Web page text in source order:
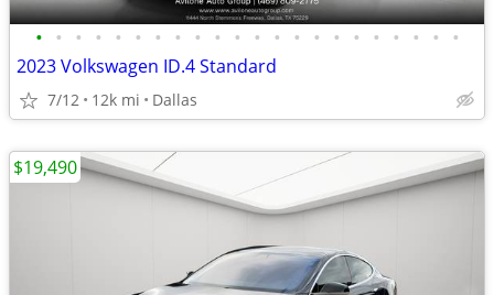
• • • • • • • • • • • • • • • • • • • • • •
2023 Volkswagen ID.4 Standard
7/12 12k mi Dallas
$19,490